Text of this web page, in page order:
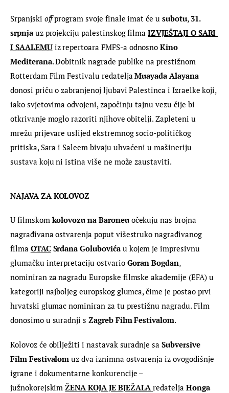
Srpanjski off program svoje finale imat će u subotu, 31.
srpnja uz projekciju palestinskog filma IZVJEŠTAJI O SARI
I SAALEMU iz repertoara FMFS-a odnosno Kino
Mediterana. Dobitnik nagrade publike na prestižnom
Rotterdam Film Festivalu redatelja Muayada Alayana
donosi priču o zabranjenoj ljubavi Palestinca i Izraelke koji,
iako svjetovima odvojeni, započinju tajnu vezu čije bi
otkrivanje moglo razoriti njihove obitelji. Zapleteni u
mrežu prijevare uslijed ekstremnog socio-političkog
pritiska, Sara i Saleem bivaju uhvaćeni u mašineriju
sustava koju ni istina više ne može zaustaviti.
NAJAVA ZA KOLOVOZ
U filmskom kolovozu na Baroneu očekuju nas brojna
nagrađivana ostvarenja poput višestruko nagrađivanog
filma OTAC Srdana Golubovića u kojem je impresivnu
glumačku interpretaciju ostvario Goran Bogdan,
nominiran za nagradu Europske filmske akademije (EFA) u
kategoriji najboljeg europskog glumca, čime je postao prvi
hrvatski glumac nominiran za tu prestižnu nagradu. Film
donosimo u suradnji s Zagreb Film Festivalom.
Kolovoz će obilježiti i nastavak suradnje sa Subversive
Film Festivalom uz dva iznimna ostvarenja iz ovogodišnje
igrane i dokumentarne konkurencije –
južnokorejskim ŽENA KOJA JE BJEŽALA redatelja Honga